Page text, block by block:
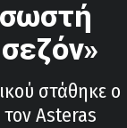
σωστή
στάθηκε ο
Asteras